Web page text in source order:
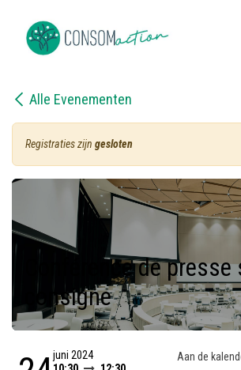
Alle Evenementen
Registraties zijn gesloten
Conférence de
consigne
juni 2024
Aan de